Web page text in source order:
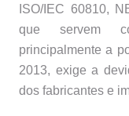
ISO/IEC 60810,
que servem
principalmente a
2013, exige a
dos fabricantes e